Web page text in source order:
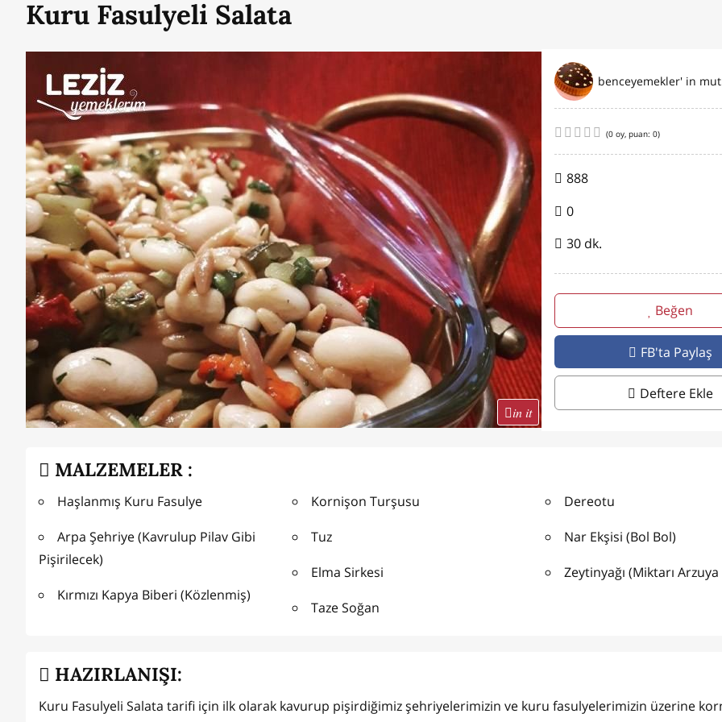
Kuru Fasulyeli Salata
in it
(0 oy, puan: 0)
888
0
30 dk.
Beğen
FB'ta Paylaş
Deftere Ekle
MALZEMELER :
Haşlanmış Kuru Fasulye
Arpa Şehriye (Kavrulup Pilav Gibi
Pişirilecek)
Kırmızı Kapya Biberi (Közlenmiş)
Kornişon Turşusu
Tuz
Elma Sirkesi
Taze Soğan
Dereotu
Nar Ekşisi (Bol Bol)
Zeytinyağı (Miktarı
HAZIRLANIŞI:
Kuru Fasulyeli Salata tarifi için ilk olarak kavurup pişirdiğimiz şehriyelerimizin ve kuru fasulyelerimizin üzerine